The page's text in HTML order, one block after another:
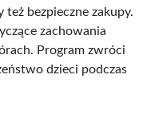
też bezpieczne zakupy.
zachowania
Program zwróci
dzieci podczas